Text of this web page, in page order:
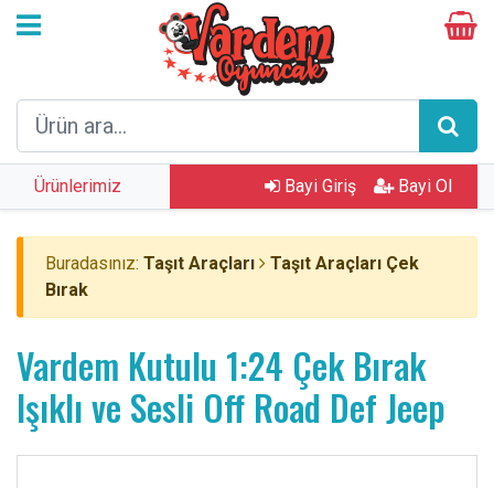
Ürünlerimiz Bayi Giriş Bayi Ol
Buradasınız: Taşıt Araçları
Taşıt Araçları Çek
Bırak
Vardem Kutulu 1:24 Çek Bırak
Işıklı ve Sesli Off Road Def Jeep